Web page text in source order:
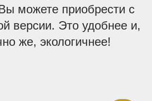
можете приобрести с
версии. Это удобнее и,
же, экологичнее!